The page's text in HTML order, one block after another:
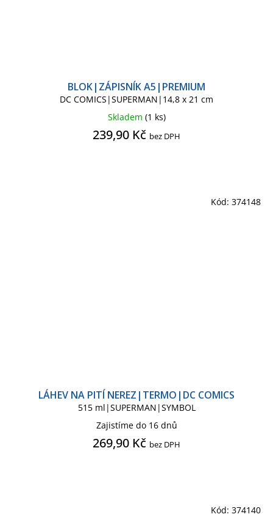
BLOK|ZÁPISNÍK A5|PREMIUM
DC COMICS|SUPERMAN|14,8 x 21 cm
Skladem (1 ks)
239,90 Kč bez DPH
LÁHEV NA PITÍ NEREZ|TERMO|DC COMICS
515 ml|SUPERMAN|SYMBOL
Zajistíme do 16 dnů
269,90 Kč bez DPH
Kód: 374148
Kód: 374140